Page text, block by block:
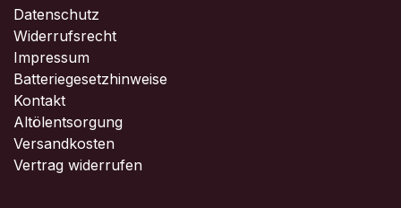
Datenschutz
Widerrufsrecht
Impressum
Batteriegesetzhinweise
Kontakt
Altölentsorgung
Versandkosten
Vertrag widerrufen